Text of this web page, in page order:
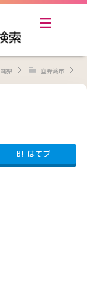
縄県 宜野湾市
B! はてブ